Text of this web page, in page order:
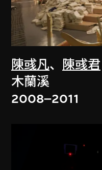
陳彧凡、
陳彧君
木蘭溪
2008–2011